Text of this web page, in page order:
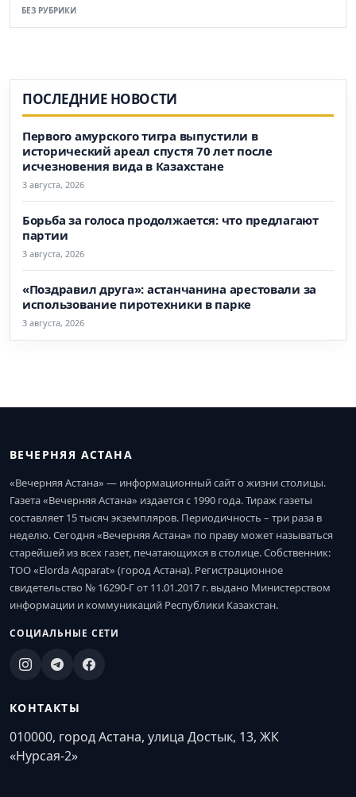
БЕЗ РУБРИКИ
ПОСЛЕДНИЕ НОВОСТИ
Первого амурского тигра выпустили в
исторический ареал спустя 70 лет после
исчезновения вида в Казахстане
3 августа, 2026
Борьба за голоса продолжается: что предлагают
партии
3 августа, 2026
«Поздравил друга»: астанчанина арестовали за
использование пиротехники в парке
3 августа, 2026
ВЕЧЕРНЯЯ АСТАНА
«Вечерняя Астана» — информационный сайт о жизни столицы.
Газета «Вечерняя Астана» издается с 1990 года. Тираж газеты
составляет 15 тысяч экземпляров. Периодичность – три раза в
неделю. Сегодня «Вечерняя Астана» по праву может называться
старейшей из всех газет, печатающихся в столице. Собственник:
ТОО «Elorda Aqparat» (город Астана). Регистрационное
свидетельство № 16290-Г от 11.01.2017 г. выдано Министерством
информации и коммуникаций Республики Казахстан.
СОЦИАЛЬНЫЕ СЕТИ
КОНТАКТЫ
010000, город Астана, улица Достык, 13, ЖК
«Нурсая-2»